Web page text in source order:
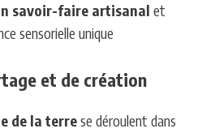
savoir-faire artisanal et
sensorielle unique
et de création
de la terrese déroulent dans